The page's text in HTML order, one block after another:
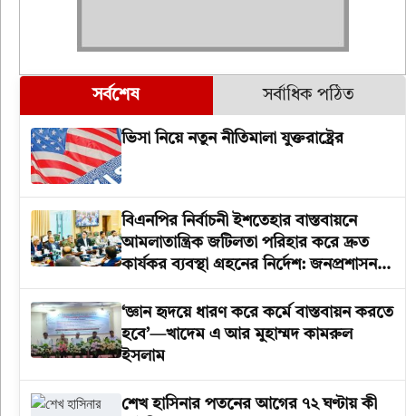
সর্বশেষ সর্বাধিক পঠিত
ভিসা নিয়ে নতুন নীতিমালা যুক্তরাষ্ট্রের
বিএনপির নির্বাচনী ইশতেহার বাস্তবায়নে
আমলাতান্ত্রিক জটিলতা পরিহার করে দ্রুত
কার্যকর ব্যবস্থা গ্রহনের নির্দেশ: জনপ্রশাসন
উপদেষ্টা
‘জ্ঞান হৃদয়ে ধারণ করে কর্মে বাস্তবায়ন করতে
হবে’—খাদেম এ আর মুহাম্মদ কামরুল
ইসলাম
শেখ হাসিনার পতনের আগের ৭২ ঘণ্টায় কী